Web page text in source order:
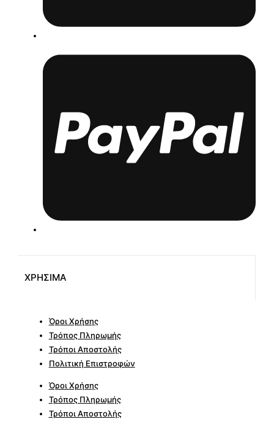
ΧΡΗΣΙΜΑ
Όροι Χρήσης
Τρόπος Πληρωμής
Τρόποι Αποστολής
Πολιτική Επιστροφών
Όροι Χρήσης
Τρόπος Πληρωμής
Τρόποι Αποστολής